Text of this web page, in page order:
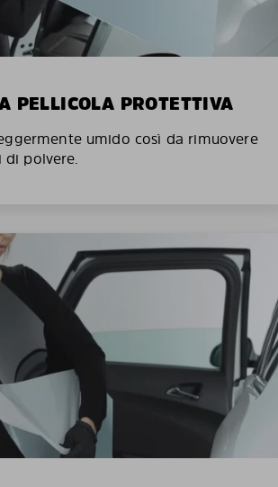
PELLICOLA PROTETTIVA
umido così da rimuovere
di polvere.